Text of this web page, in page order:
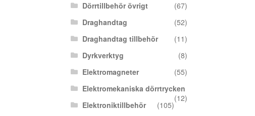
Dörrtillbehör övrigt
(67)
Draghandtag
(52)
Draghandtag tillbehör
(11)
Dyrkverktyg
(8)
Elektromagneter
(55)
Elektromekaniska dörrtrycken
(12)
Elektroniktillbehör
(105)